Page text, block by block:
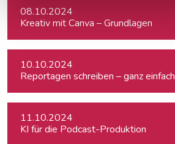
08.10.2024
Kreativ mit Canva – Grundlagen
10.10.2024
Reportagen schreiben – ganz einfach
11.10.2024
KI für die Podcast-Produktion